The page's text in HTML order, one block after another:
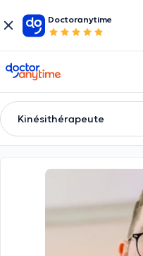
Doctoranytime
doctoranytime
Kinésithérapeute